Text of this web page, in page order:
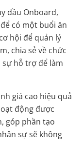
đầu Onboard,
có một buổi ăn
hội để quản lý
chia sẻ về chức
sự hỗ trợ để làm
giá cao hiệu quả
động được
góp phần tạo
sự sẽ không